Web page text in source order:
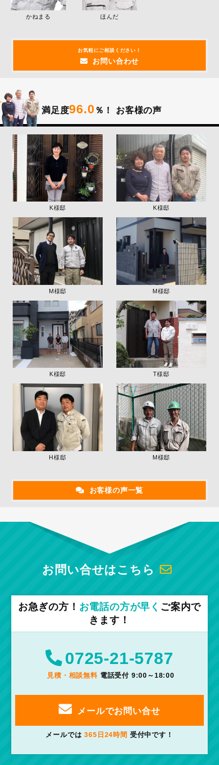
かねまる ほんだ
お気軽にご相談ください！
お問い合わせ
満足度96.0 ％！ お客様の声
K様邸 K様邸
M様邸 M様邸
K様邸 T様邸
H様邸 M様邸
お客様の声一覧
お問い合せはこちら
お急ぎの方！ お電話の方が早く ご案内で
きます！
0725-21-5787
見積・相談無料 電話受付 9:00～18:00
メールでお問い合せ
メールでは 365日24時間 受付中です！